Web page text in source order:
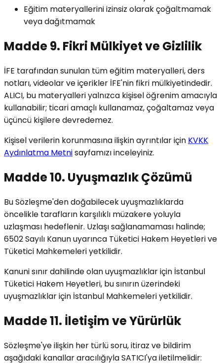
Eğitim materyallerini izinsiz olarak çoğaltmamak
veya dağıtmamak
Madde 9. Fikri Mülkiyet ve Gizlilik
İFE tarafından sunulan tüm eğitim materyalleri, ders
notları, videolar ve içerikler İFE'nin fikri mülkiyetindedir.
ALICI, bu materyalleri yalnızca kişisel öğrenim amacıyla
kullanabilir; ticari amaçlı kullanamaz, çoğaltamaz veya
üçüncü kişilere devredemez.
Kişisel verilerin korunmasına ilişkin ayrıntılar için KVKK
Aydınlatma Metnisayfamızı inceleyiniz.
Madde 10. Uyuşmazlık Çözümü
Bu Sözleşme'den doğabilecek uyuşmazlıklarda
öncelikle tarafların karşılıklı müzakere yoluyla
uzlaşması hedeflenir. Uzlaşı sağlanamaması halinde;
6502 Sayılı Kanun uyarınca Tüketici Hakem Heyetleri ve
Tüketici Mahkemeleri yetkilidir.
Kanuni sınır dahilinde olan uyuşmazlıklar için İstanbul
Tüketici Hakem Heyetleri, bu sınırın üzerindeki
uyuşmazlıklar için İstanbul Mahkemeleri yetkilidir.
Madde 11. İletişim ve Yürürlük
Sözleşme'ye ilişkin her türlü soru, itiraz ve bildirim
aşağıdaki kanallar aracılığıyla SATICI'ya iletilmelidir: